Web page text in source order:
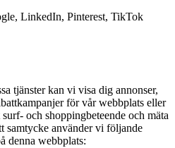
LinkedIn, Pinterest, TikTok
tjänster kan vi visa dig annonser,
för vår webbplats eller
och shoppingbeteende och mäta
samtycke använder vi följande
denna webbplats: